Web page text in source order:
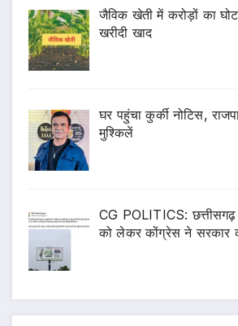
जैविक खेती में करोड़ों का
खरीदी खाद
घर पहुंचा कुर्की नोटिस,
मुश्किलें
CG POLITICS: छत्तीसगढ़
को लेकर कोंग्रेस ने सरकार